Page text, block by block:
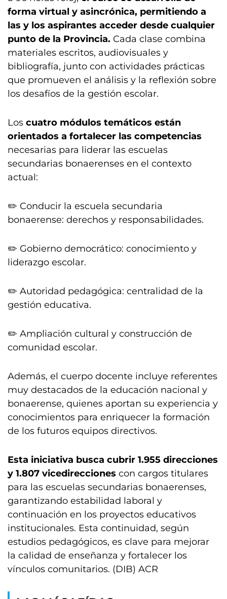
forma virtual y asincrónica, permitiendo a
las y los aspirantes acceder desde cualquier
punto de la Provincia. Cada clase combina
materiales escritos, audiovisuales y
bibliografía, junto con actividades prácticas
que promueven el análisis y la reflexión sobre
los desafíos de la gestión escolar.
Los cuatro módulos temáticos están
orientados a fortalecer las competencias
necesarias para liderar las escuelas
secundarias bonaerenses en el contexto
actual:
✏️ Conducir la escuela secundaria
bonaerense: derechos y responsabilidades.
✏️ Gobierno democrático: conocimiento y
liderazgo escolar.
✏️ Autoridad pedagógica: centralidad de la
gestión educativa.
✏️ Ampliación cultural y construcción de
comunidad escolar.
Además, el cuerpo docente incluye referentes
muy destacados de la educación nacional y
bonaerense, quienes aportan su experiencia y
conocimientos para enriquecer la formación
de los futuros equipos directivos.
Esta iniciativa busca cubrir 1.955 direcciones
y 1.807 vicedirecciones con cargos titulares
para las escuelas secundarias bonaerenses,
garantizando estabilidad laboral y
continuación en los proyectos educativos
institucionales. Esta continuidad, según
estudios pedagógicos, es clave para mejorar
la calidad de enseñanza y fortalecer los
vínculos comunitarios. (DIB) ACR